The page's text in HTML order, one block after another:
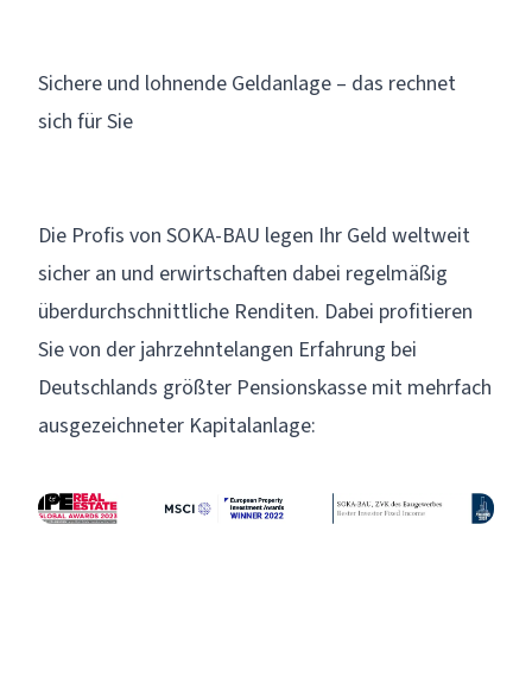
Sichere und lohnende Geldanlage – das rechnet
sich für Sie
Die Profis von SOKA-BAU legen Ihr Geld weltweit
sicher an und erwirtschaften dabei regelmäßig
überdurchschnittliche Renditen. Dabei profitieren
Sie von der jahrzehntelangen Erfahrung bei
Deutschlands größter Pensionskasse mit mehrfach
ausgezeichneter Kapitalanlage: